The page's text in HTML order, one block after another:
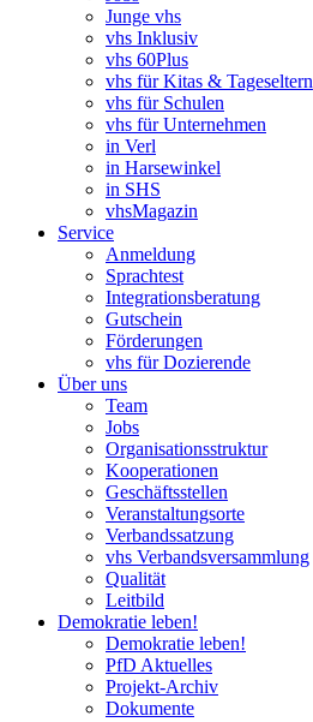
Junge vhs
vhs Inklusiv
vhs 60Plus
vhs für Kitas & Tageseltern
vhs für Schulen
vhs für Unternehmen
in Verl
in Harsewinkel
in SHS
vhsMagazin
Service
Anmeldung
Sprachtest
Integrationsberatung
Gutschein
Förderungen
vhs für Dozierende
Über uns
Team
Jobs
Organisationsstruktur
Kooperationen
Geschäftsstellen
Veranstaltungsorte
Verbandssatzung
vhs Verbandsversammlung
Qualität
Leitbild
Demokratie leben!
Demokratie leben!
PfD Aktuelles
Projekt-Archiv
Dokumente